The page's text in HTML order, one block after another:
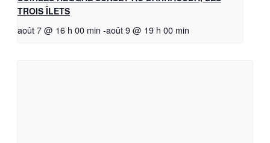
TROIS ÎLETS
août 7 @ 16 h 00 min -août 9 @ 19 h 00 min